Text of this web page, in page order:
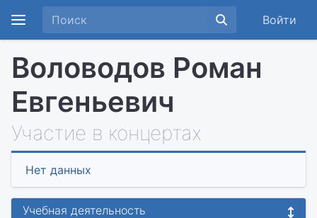
Войти
Воловодов Роман
Евгеньевич
Участие в концертах
Нет данных
Учебная деятельность